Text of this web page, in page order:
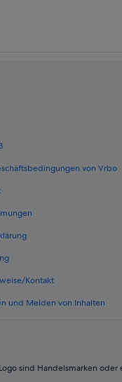
von Vrbo
Kontakt
und Melden von Inhalten
sind Handelsmarken